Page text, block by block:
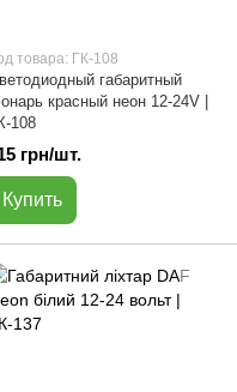
товара: ГК-108
габаритный
красный неон 12-24V |
108
грн/шт.
Купить